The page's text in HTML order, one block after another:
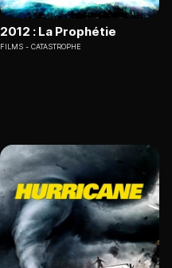
2012 : La Prophétie
FILMS CATASTROPHE